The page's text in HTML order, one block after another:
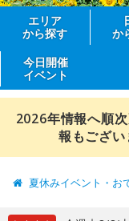
エリア
から探す
か
今日開催
イベント
2026年情報へ順
報もござい
夏休みイベント・お